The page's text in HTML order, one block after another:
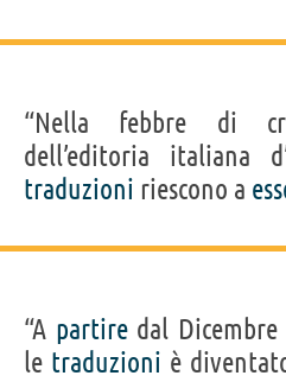
“Nella febbre di
dell’editoria italiana
traduzioni riescono a
“A partiredal Dicembre
le traduzioni è